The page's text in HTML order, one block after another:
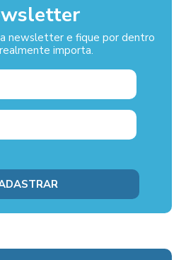
newsletter e fique por dentro
importa.